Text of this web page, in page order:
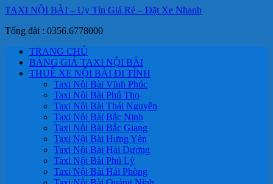
TAXI NỘI BÀI – Uy Tín Giá Rẻ – Đặt Xe Nhanh
Tổng đài : 0356.6778000
TRANG CHỦ
BẢNG GIÁ TAXI NỘI BÀI
THUÊ XE NỘI BÀI ĐI TỈNH
Taxi Nội Bài Vĩnh Phúc
Taxi Nội Bài Phú Thọ
Taxi Nội Bài Thái Nguyên
Taxi Nội Bài Bắc Ninh
Taxi Nội Bài Bắc Giang
Taxi Nội Bài Hưng Yên
Taxi Nội Bài Hải Dương
Taxi Nội Bài Phủ Lý
Taxi Nội Bài Hải Phòng